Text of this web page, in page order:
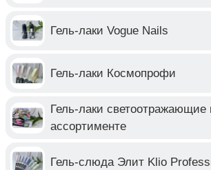
Гель-лаки Vogue Nails
Гель-лаки Космопрофи
Гель-лаки светоотражающие
ассортименте
Гель-слюда Элит Klio